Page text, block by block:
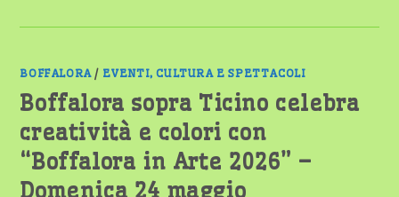
BOFFALORA/ EVENTI, CULTURA E SPETTACOLI
Boffalora sopra Ticino celebra
creatività e colori con
“Boffalora in Arte 2026” –
Domenica 24 maggio